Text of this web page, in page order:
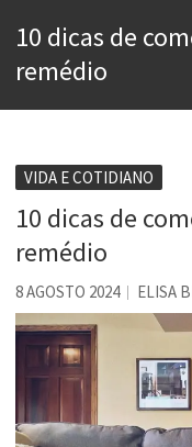
Voto obrigatório é
A construção da
Aprender a fracassar é
Contardo Calligaris
10 dicas de
remédio
VIDA E COTIDIANO
10 dicas de
remédio
8 AGOSTO 2024 ELISA